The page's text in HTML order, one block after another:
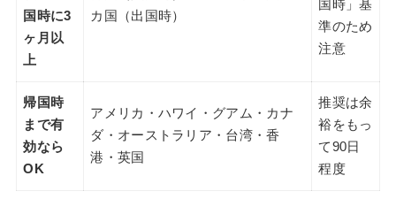
国時に3
ヶ月以
上
カ国（出国時）
国時」基
準のため
注意
帰国時
まで有
効なら
OK
アメリカ・ハワイ・グアム・カナ
ダ・オーストラリア・台湾・香
港・英国
推奨は余
裕をもっ
て90日
程度